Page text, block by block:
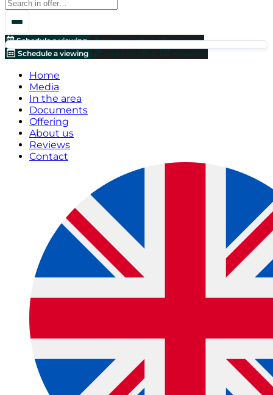
Schedule a viewing Make an offer!
Valuation
Schedule a viewing
Make an offer! Valuation
Home
Media
In the area
Documents
Offering
About us
Reviews
Contact